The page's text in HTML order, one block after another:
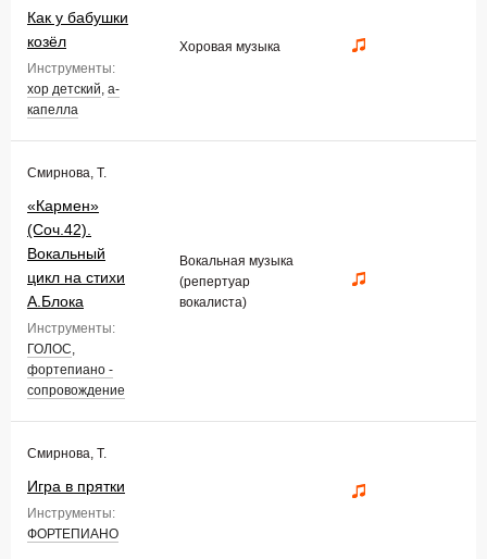
Как у бабушки
козёл
Инструменты:
хор детский, а-
капелла
Хоровая музыка
Смирнова, Т.
«Кармен»
(Соч.42).
Вокальный
цикл на стихи
А.Блока
Инструменты:
ГОЛОС,
фортепиано -
сопровождение
Вокальная музыка
(репертуар
вокалиста)
Смирнова, Т.
Игра в прятки
Инструменты:
ФОРТЕПИАНО